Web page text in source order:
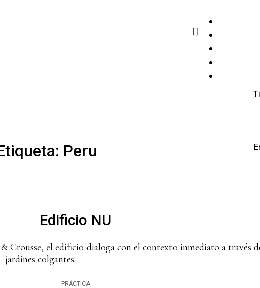
Peru
Edificio NU
Crousse, el edificio dialoga con el contexto inmediato a través
jardines colgantes.
PRÁCTICA